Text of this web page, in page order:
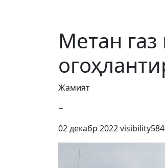
Метан
Жамият
−
02 декабр 2022visibility